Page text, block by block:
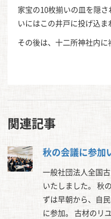
家宝の10枚揃いの皿を隠
いにはこの井戸に投げ込ま
その後は、十二所神社内に
関連記事
秋の会議に参加
一般社団法人全国
いたしました。 秋
ずは早朝から、自
に参加。 古材のリ